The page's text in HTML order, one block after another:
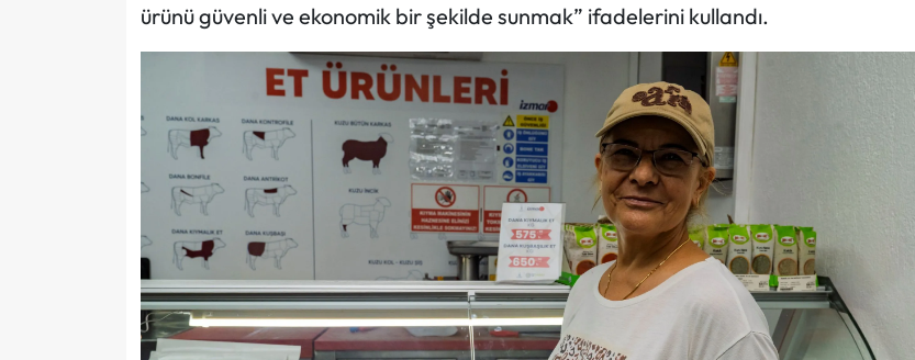
ürünü güvenli ve ekonomik bir şekilde sunmak” ifadelerini kullandı.